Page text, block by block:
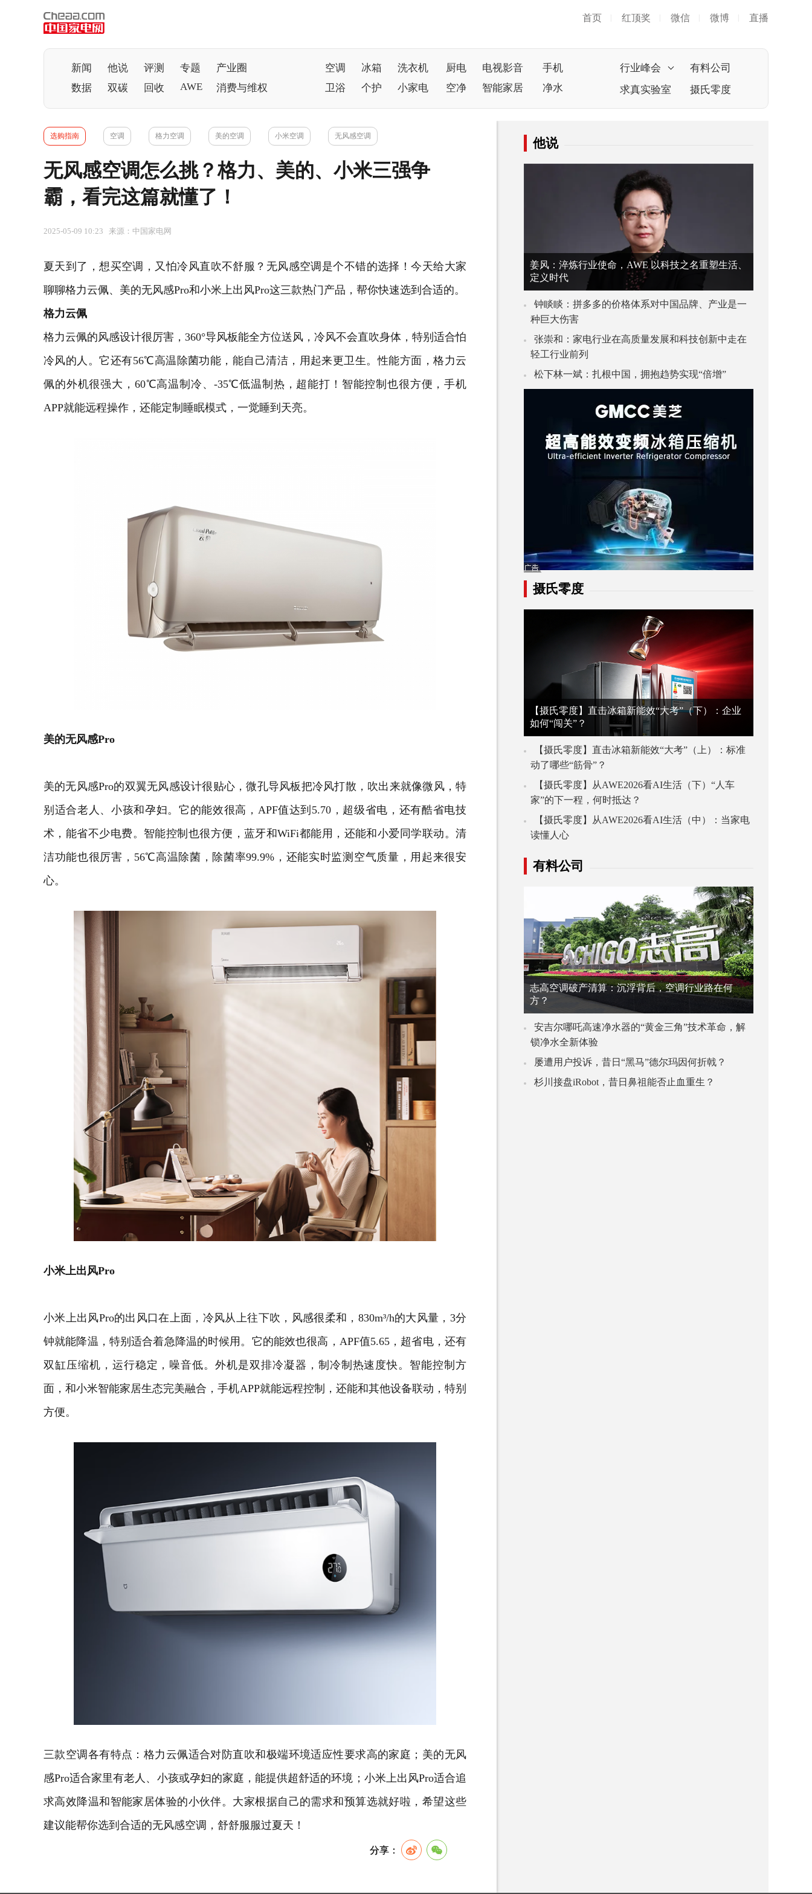
首页 红顶奖 微信 微博 直播
新闻 他说 评测 专题
产业圈
数据
双碳 回收 AWE 消费与维权
空调 冰箱 洗衣机 厨电 电视影音
手机
卫浴
个护 小家电 空净 智能家居 净水
行业峰会
有料公司
求真实验室
摄氏零度
选购指南 空调 格力空调 美的空调 小米空调 无风感空调
无风感空调怎么挑？格力、美的、小米三强争
霸，看完这篇就懂了！
2025-05-09 10:23 来源：中国家电网
夏天到了，想买空调 ，又怕冷风直吹不舒服？无风感空调是个不错的选择！今天给大家
聊聊格力云佩、美的无风感Pro和小米上出风Pro这三款热门产品，帮你快速选到合适的。
格力云佩
格力云佩的风感设计很厉害， 360°导风板能全方位送风，冷风不会直吹身体，特别适合怕
冷风的人。它还有56℃高温除菌功能，能自己清洁，用起来更卫生。性能方面，格力云
佩的外机很强大， 60℃高温制冷、 -35℃低温制热，超能打！智能控制也很方便，手机
APP就能远程操作，还能定制睡眠模式，一觉睡到天亮。
美的无风感Pro
美的无风感Pro的双翼无风感设计很贴心，微孔导风板把冷风打散，吹出来就像微风，特
别适合老人、小孩和孕妇。它的能效很高， APF值达到 5.70 ，超级省电，还有酷省电技
术，能省不少电费。智能控制也很方便，蓝牙和WiFi都能用，还能和小爱同学联动。清
洁功能也很厉害， 56℃高温除菌，除菌率99.9% ，还能实时监测空气质量，用起来很安
心。
小米上出风Pro
小米上出风Pro的出风口在上面，冷风从上往下吹，风感很柔和， 830m³/h的大风量， 3分
钟就能降温，特别适合着急降温的时候用。它的能效也很高， APF值5.65 ，超省电，还有
双缸压缩机，运行稳定，噪音低。外机是双排冷凝器，制冷制热速度快。智能控制方
面，和小米智能家居生态完美融合，手机APP就能远程控制，还能和其他设备联动，特别
方便。
三款空调各有特点：格力云佩适合对防直吹和极端环境适应性要求高的家庭；美的无风
感Pro适合家里有老人、小孩或孕妇的家庭，能提供超舒适的环境；小米上出风Pro适合追
求高效降温和智能家居体验的小伙伴。大家根据自己的需求和预算选就好啦，希望这些
建议能帮你选到合适的无风感空调，舒舒服服过夏天！
他说
姜风：淬炼行业使命，AWE 以科技之名重塑生活、
定义时代
钟睒睒：拼多多的价格体系对中国品牌、产业是一
种巨大伤害
张崇和：家电行业在高质量发展和科技创新中走在
轻工行业前列
松下林一斌：扎根中国，拥抱趋势实现“倍增”
摄氏零度
【摄氏零度】直击冰箱新能效“大考”（下）：企业
如何“闯关”？
【摄氏零度】直击冰箱新能效“大考”（上）：标准
动了哪些“筋骨”？
【摄氏零度】从AWE2026看AI生活（下）“人车
家”的下一程，何时抵达？
【摄氏零度】从AWE2026看AI生活（中）：当家电
读懂人心
有料公司
志高空调破产清算：沉浮背后，空调行业路在何
方？
安吉尔哪吒高速净水器的“黄金三角”技术革命，解
锁净水全新体验
屡遭用户投诉，昔日“黑马”德尔玛因何折戟？
杉川接盘iRobot，昔日鼻祖能否止血重生？